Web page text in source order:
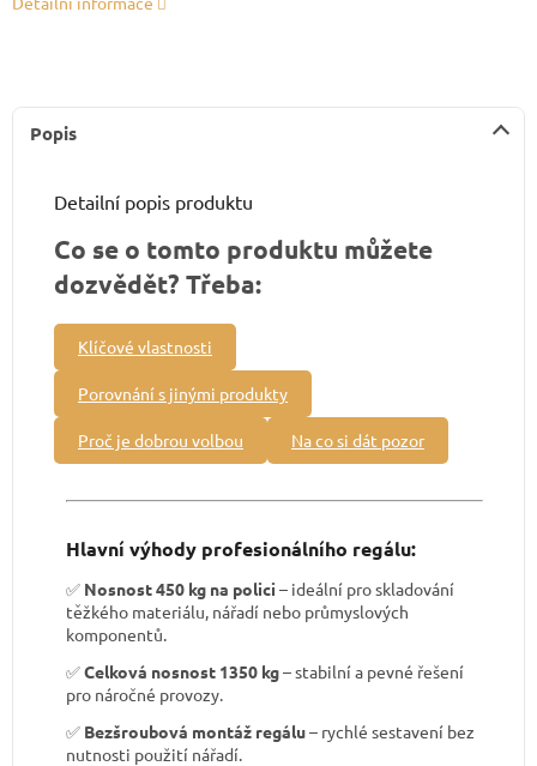
Popis
Detailní popis produktu
Co se o tomto produktu můžete
dozvědět? Třeba:
Klíčové vlastnosti
Porovnání s jinými produkty
Proč je dobrou volbou Na co si dát pozor
Hlavní výhody profesionálního regálu:
✅ Nosnost 450 kg na polici – ideální pro skladování
těžkého materiálu, nářadí nebo průmyslových
komponentů.
✅Celková nosnost 1350 kg– stabilní a pevné řešení
pro náročné provozy.
✅ Bezšroubová montáž regálu– rychlé sestavení bez
nutnosti použití nářadí.